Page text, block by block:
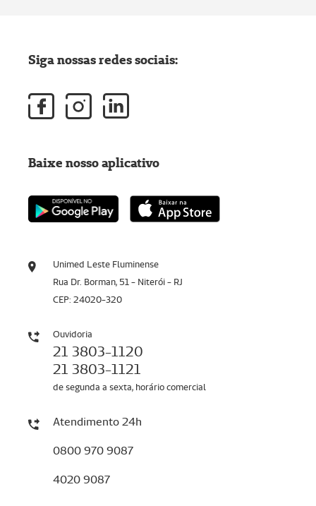
Unimed Leste Fluminense
Rua Dr. Borman, 51 - Niterói - RJ
CEP: 24020-320
Ouvidoria
21 3803-1120
21 3803-1121
de segunda a sexta, horário comercial
Atendimento 24h
0800 970 9087
4020 9087
Siga nossas redes sociais:
Baixe nosso aplicativo